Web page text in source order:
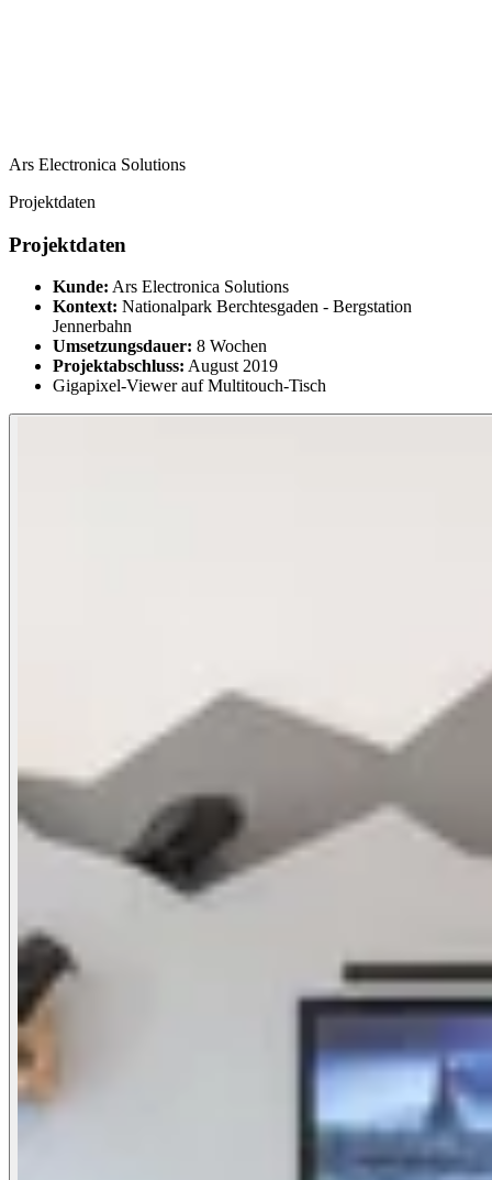
Ars Electronica Solutions
Projektdaten
Projektdaten
Kunde: Ars Electronica Solutions
Kontext: Nationalpark Berchtesgaden - Bergstation
Jennerbahn
Umsetzungsdauer: 8 Wochen
Projektabschluss: August 2019
Gigapixel-Viewer auf Multitouch-Tisch